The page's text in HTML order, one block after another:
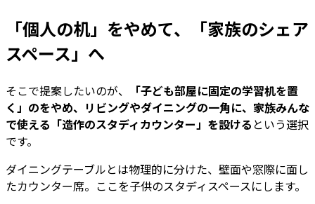
「個人の机」をやめて、「家族のシェア
スペース」へ
そこで提案したいのが、
「子ども部屋に固定の学習机を置
く」のをやめ、リビングやダイニングの一角に、家族みんな
で使える「造作のスタディカウンター」を設ける という選択
です。
ダイニングテーブルとは物理的に分けた、壁面や窓際に面し
たカウンター席。ここを子供のスタディスペースにします。